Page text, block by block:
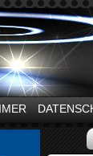
und Infos